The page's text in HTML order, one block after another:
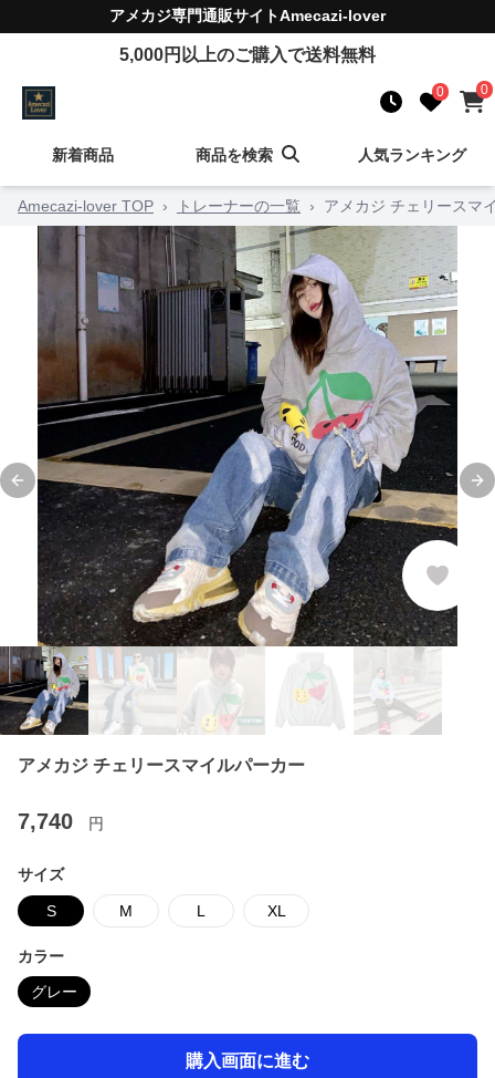
アメカジ専門通販サイトAmecazi-lover
5,000円以上のご購入で送料無料
0 0
新着商品 商品を検索 人気ランキング
Amecazi-lover TOP › トレーナーの一覧 › アメカジ チェリースマ
Previous slide
アメカジ チェリースマイルパーカー
7,740 円
サイズ
S M L XL
カラー
グレー
購入画面に進む